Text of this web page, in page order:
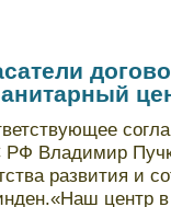
Владимир
развития и
центр